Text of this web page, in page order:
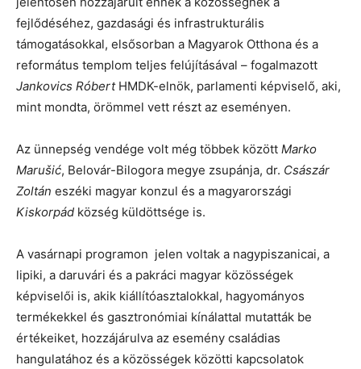
fejlődéséhez, gazdasági és infrastrukturális
támogatásokkal, elsősorban a Magyarok Otthona és a
református templom teljes felújításával – fogalmazott
Jankovics RóbertHMDK-elnök, parlamenti képviselő, aki,
mint mondta, örömmel vett részt az eseményen.
Az ünnepség vendége volt még többek között Marko
Marušić, Belovár-Bilogora megye zsupánja, dr. Császár
Zoltán eszéki magyar konzul és a magyarországi
Kiskorpád község küldöttsége is.
A vasárnapi programon jelen voltak a nagypiszanicai, a
lipiki, a daruvári és a pakráci magyar közösségek
képviselői is, akik kiállítóasztalokkal, hagyományos
termékekkel és gasztronómiai kínálattal mutatták be
értékeiket, hozzájárulva az esemény családias
hangulatához és a közösségek közötti kapcsolatok